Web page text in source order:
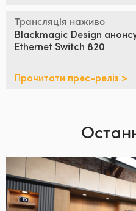
Трансляція наживо
Blackmagic Design
Ethernet Switch 820
Прочитати прес-реліз >